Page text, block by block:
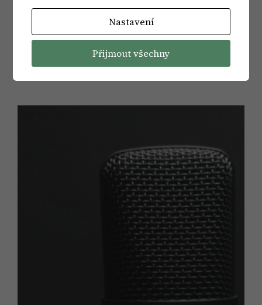
79: Těhotenství a
porod očima mužů
Nastavení
Přijmout všechny